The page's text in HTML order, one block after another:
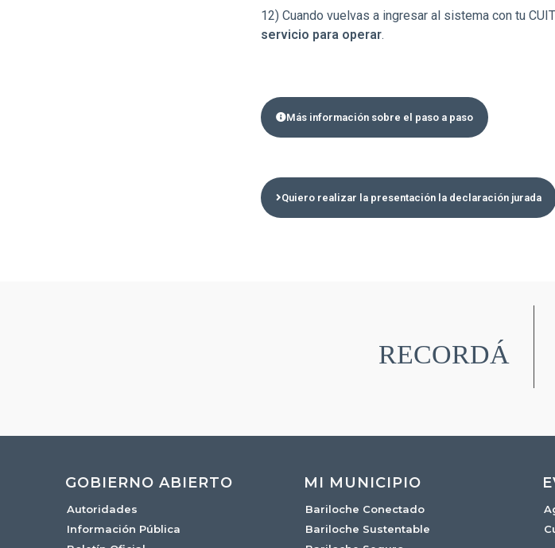
12) Cuando vuelvas a ingresar al sistema con tu
servicio para operar.
Más información sobre el paso a paso
Quiero realizar la presentación la declaración jurada
RECORDÁ
GOBIERNO ABIERTO
Autoridades
Información Pública
MI MUNICIPIO
Bariloche Conectado
Bariloche Sustentable